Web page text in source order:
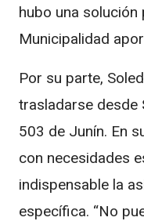
hubo una solución
Municipalidad
Por su parte,
trasladarse desde
503 de Junín. En
con necesidades
indispensable la
específica. “No